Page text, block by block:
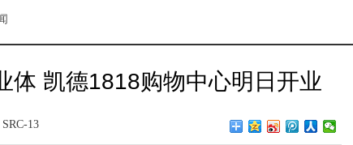
体 凯德1818购物中心明日开业
SRC-13